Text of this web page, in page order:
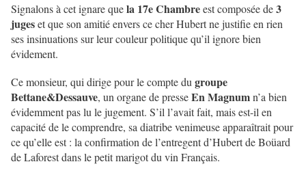
Signalons à cet ignare quela 17e Chambreest composée de3
jugeset que son amitié envers ce cher Hubert ne justifie en rien
ses insinuations sur leur couleur politique qu’il ignore bien
évidement.
Ce monsieur, qui dirige pour le compte du groupe
Bettane&Dessauve, un organe de presseEn Magnumn’a bien
évidemment pas lu le jugement. S’il l’avait fait, mais est-il en
capacité de le comprendre, sa diatribe venimeuse apparaîtrait pour
ce qu’elle est : la confirmation de l’entregent d’Hubert de Boüard
de Laforest dans le petit marigot du vin Français.